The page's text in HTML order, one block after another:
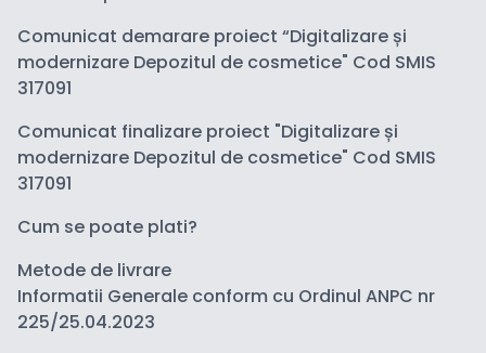
Comunicat demarare proiect “Digitalizare și
modernizare Depozitul de cosmetice" Cod SMIS
317091
Comunicat finalizare proiect "Digitalizare și
modernizare Depozitul de cosmetice" Cod SMIS
317091
Cum se poate plati?
Metode de livrare
Informatii Generale conform cu Ordinul ANPC nr
225/25.04.2023